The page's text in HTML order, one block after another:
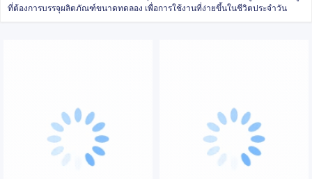
ที่ต้องการบรรจุผลิตภัณฑ์ขนาดทดลอง เพื่อการใช้งานที่ง่ายขึ้นในชีวิตประจำวัน